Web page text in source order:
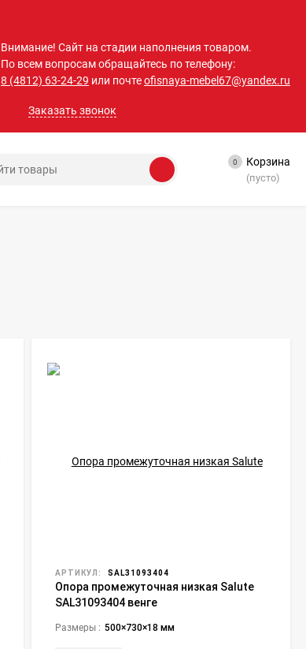
Внимание! Сайт на стадии наполнения товаром.
По всем вопросам обращайтесь по телефону:
8 (4812) 63-24-29 или почтеofisnaya-mebel67@yandex.ru
Заказать звонок
0 Корзина
(пусто)
АРТИКУЛ: SAL31093404
Опора промежуточная низкая Salute
SAL31093404 венге
Размеры : 500×730×18 мм